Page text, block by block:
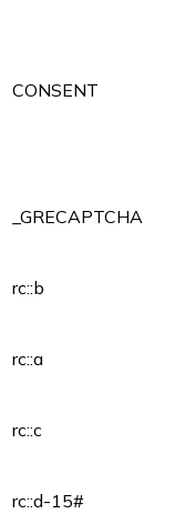
CONSENT
_GRECAPTCHA
rc::b
rc::a
rc::c
rc::d-15#